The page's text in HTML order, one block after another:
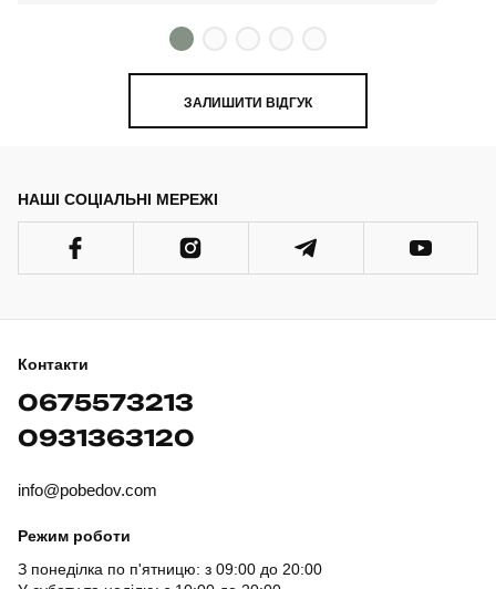
ЗАЛИШИТИ ВІДГУК
НАШІ СОЦІАЛЬНІ МЕРЕЖІ
Контакти
0675573213
0931363120
info@pobedov.com
Режим роботи
З понеділка по п'ятницю: з 09:00 до 20:00